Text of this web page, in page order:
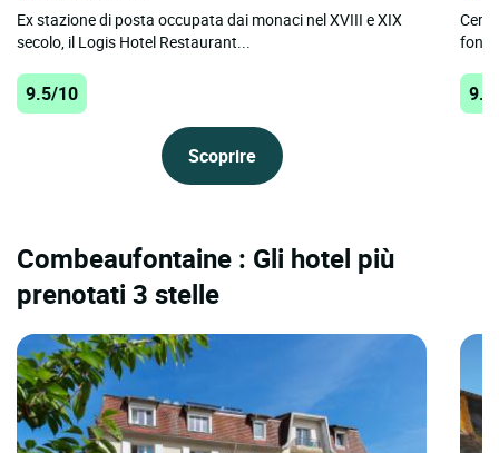
Ex stazione di posta occupata dai monaci nel XVIII e XIX
secolo, il Logis Hotel Restaurant...
9.5/10
Scoprire
Combeaufontaine : Gli hotel più
prenotati 3 stelle